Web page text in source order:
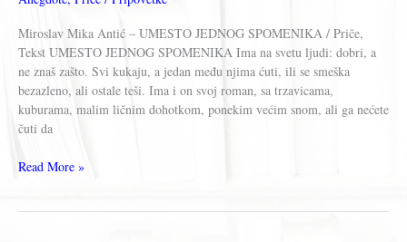
dece
Miroslav Mika Antić – UMESTO JEDNOG SPOMENIKA / Priče,
Tekst UMESTO JEDNOG SPOMENIKA Ima na svetu ljudi: dobri, a
ne znaš zašto. Svi kukaju, a jedan među njima ćuti, ili se smeška
bezazleno, ali ostale teši. Ima i on svoj roman, sa trzavicama,
kuburama, malim ličnim dohotkom, ponekim većim snom, ali ga nećete
čuti da
Miroslav
Read More »